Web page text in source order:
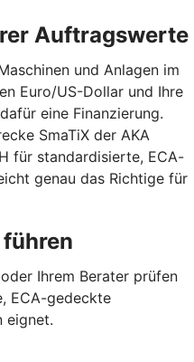
Auftragswerte
und Anlagen im
Euro/US-Dollar und Ihre
eine Finanzierung.
SmaTiX der AKA
für standardisierte, ECA-
genau das Richtige für
Ihrem Berater prüfen
ECA-gedeckte
eignet.